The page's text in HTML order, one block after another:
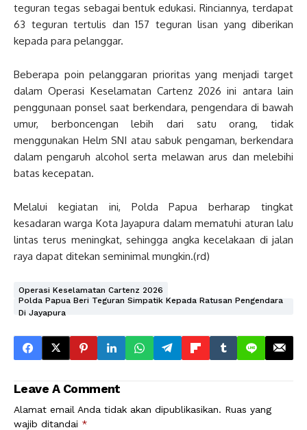
teguran tegas sebagai bentuk edukasi. Rinciannya, terdapat
63 teguran tertulis dan 157 teguran lisan yang diberikan
kepada para pelanggar.
Beberapa poin pelanggaran prioritas yang menjadi target
dalam Operasi Keselamatan Cartenz 2026 ini antara lain
penggunaan ponsel saat berkendara, pengendara di bawah
umur, berboncengan lebih dari satu orang, tidak
menggunakan Helm SNI atau sabuk pengaman, berkendara
dalam pengaruh alcohol serta melawan arus dan melebihi
batas kecepatan.
Melalui kegiatan ini, Polda Papua berharap tingkat
kesadaran warga Kota Jayapura dalam mematuhi aturan lalu
lintas terus meningkat, sehingga angka kecelakaan di jalan
raya dapat ditekan seminimal mungkin.(rd)
Operasi Keselamatan Cartenz 2026
Polda Papua Beri Teguran Simpatik Kepada Ratusan Pengendara
Di Jayapura
Leave A Comment
Alamat email Anda tidak akan dipublikasikan. Ruas yang
wajib ditandai *